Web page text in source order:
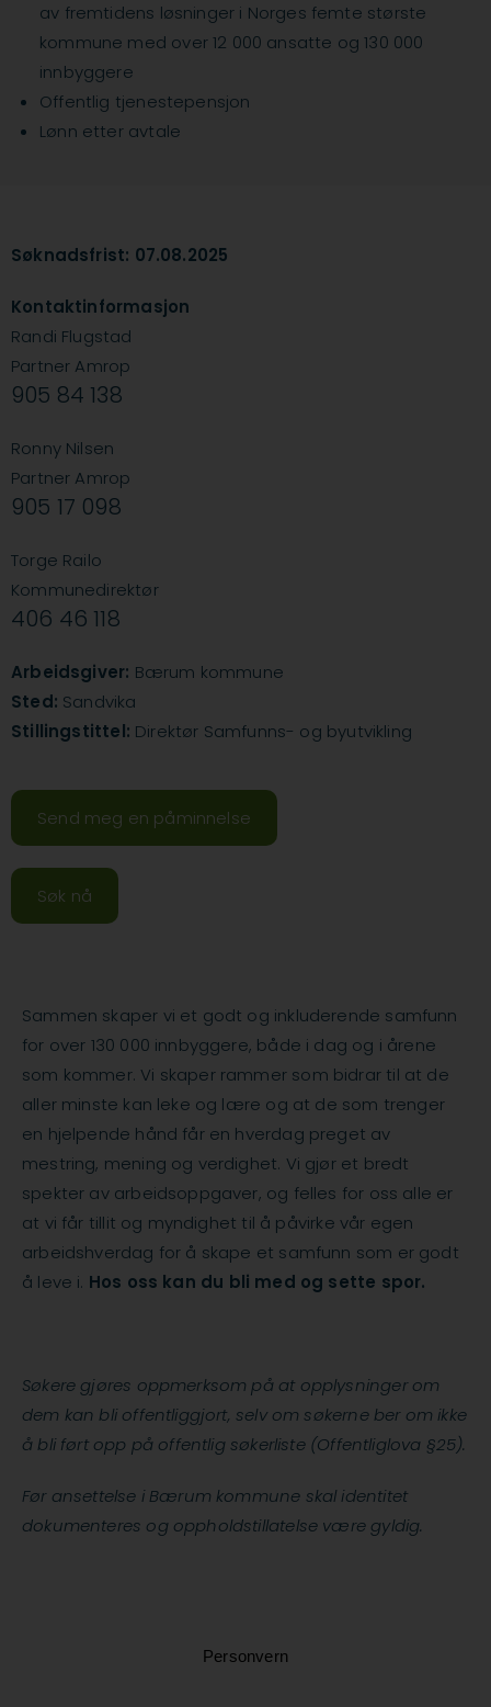
av fremtidens løsninger i Norges femte største
kommune med over 12 000 ansatte og 130 000
innbyggere
Offentlig tjenestepensjon
Lønn etter avtale
Søknadsfrist: 07.08.2025
Kontaktinformasjon
Randi Flugstad
Partner Amrop
905 84 138
Ronny Nilsen
Partner Amrop
905 17 098
Torge Railo
Kommunedirektør
406 46 118
Arbeidsgiver: Bærum kommune
Sted: Sandvika
Stillingstittel: Direktør Samfunns- og byutvikling
Send meg en påminnelse
Søk nå
Sammen skaper vi et godt og inkluderende samfunn
for over 130 000 innbyggere, både i dag og i årene
som kommer. Vi skaper rammer som bidrar til at de
aller minste kan leke og lære og at de som trenger
en hjelpende hånd får en hverdag preget av
mestring, mening og verdighet. Vi gjør et bredt
spekter av arbeidsoppgaver, og felles for oss alle er
at vi får tillit og myndighet til å påvirke vår egen
arbeidshverdag for å skape et samfunn som er godt
å leve i. Hos oss kan du bli med og sette spor.
Søkere gjøres oppmerksom på at opplysninger om
dem kan bli offentliggjort, selv om søkerne ber om ikke
å bli ført opp på offentlig søkerliste (Offentliglova §25).
Før ansettelse i Bærum kommune skal identitet
dokumenteres og oppholdstillatelse være gyldig.
Personvern